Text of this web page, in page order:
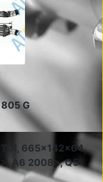
G
TDI, 665x142x64,
A6 2008>, Q5